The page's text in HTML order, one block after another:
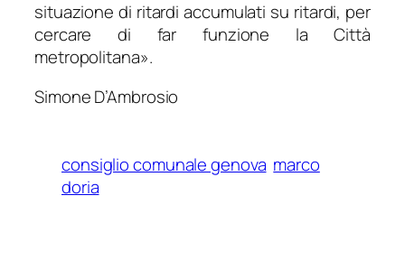
situazione di ritardi accumulati su ritardi, per
cercare di far funzione la Città
metropolitana».
Simone D’Ambrosio
consiglio comunale genova marco
doria